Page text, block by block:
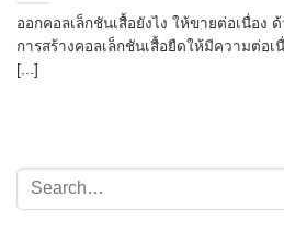
ออกคอลเล็กชันเสื้อยังไง ให้ขายต่อเนื่อง
การสร้างคอลเล็กชันเสื้อยืดให้มีความต่อ
[...]